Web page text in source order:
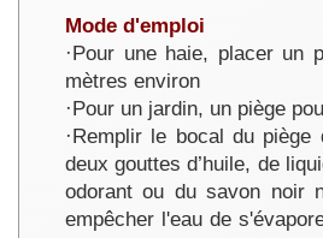
Mode d'emploi
·Pour une haie, placer un
mètres environ
·Pour un jardin, un piège
·Remplir le bocal du piège
deux gouttes d’huile, de
odorant ou du savon noir
empêcher l'eau de